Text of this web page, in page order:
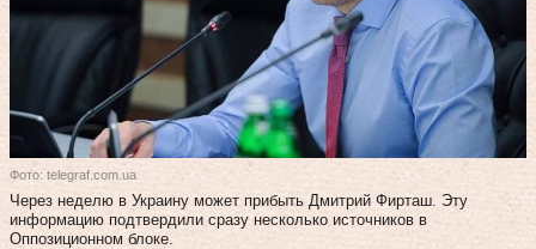
Фото: telegraf.com.ua
Через неделю в Украину может прибыть Дмитрий Фирташ. Эту
информацию подтвердили сразу несколько источников в
Оппозиционном блоке.